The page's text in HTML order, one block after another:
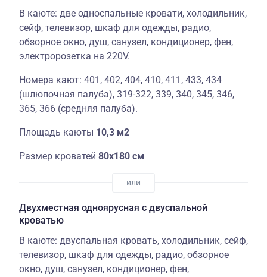
В каюте: две односпальные кровати, холодильник,
сейф, телевизор, шкаф для одежды, радио,
обзорное окно, душ, санузел, кондиционер, фен,
электророзетка на 220V.
Номера кают: 401, 402, 404, 410, 411, 433, 434
(шлюпочная палуба), 319-322, 339, 340, 345, 346,
365, 366 (средняя палуба).
Площадь каюты 10,3 м2
Размер кроватей 80х180 см
Двухместная одноярусная с двуспальной
кроватью
В каюте: двуспальная кровать, холодильник, сейф,
телевизор, шкаф для одежды, радио, обзорное
окно, душ, санузел, кондиционер, фен,